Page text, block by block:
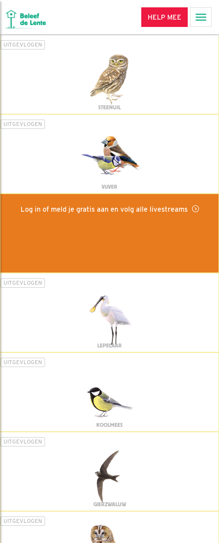
HELP MEE
UITGEVLOGEN
STEENUIL
UITGEVLOGEN
VIJVER
Log in of meld je gratis aan en volg alle livestreams
UITGEVLOGEN
LEPELAAR
UITGEVLOGEN
KOOLMEES
UITGEVLOGEN
GIERZWALUW
UITGEVLOGEN